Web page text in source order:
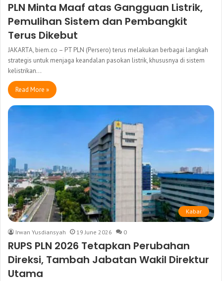
PLN Minta Maaf atas Gangguan Listrik,
Pemulihan Sistem dan Pembangkit
Terus Dikebut
JAKARTA, biem.co – PT PLN (Persero) terus melakukan berbagai langkah
strategis untuk menjaga keandalan pasokan listrik, khususnya di sistem
kelistrikan…
Read More »
Kabar
Irwan Yusdiansyah 19 June 2026 0
RUPS PLN 2026 Tetapkan Perubahan
Direksi, Tambah Jabatan Wakil Direktur
Utama